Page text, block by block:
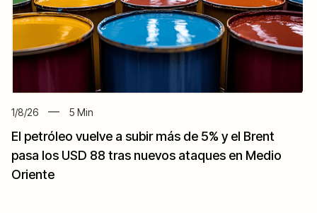
1/8/26 5 Min
El petróleo vuelve a subir más de 5% y el Brent
pasa los USD 88 tras nuevos ataques en Medio
Oriente